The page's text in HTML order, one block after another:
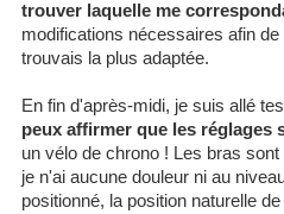
trouver laquelle me
modifications nécessaires afin
trouvais la plus adaptée.
En fin d'après-midi, je suis allé
peux affirmer que les réglages
un vélo de chrono ! Les bras
je n'ai aucune douleur ni au
positionné, la position naturelle